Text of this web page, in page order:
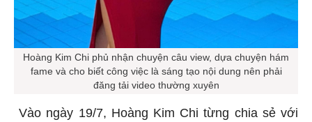
Hoàng Kim Chi phủ nhận chuyện câu view, dựa chuyện hám
fame và cho biết công việc là sáng tạo nội dung nên phải
đăng tải video thường xuyên
Vào ngày 19/7, Hoàng Kim Chi từng chia sẻ với